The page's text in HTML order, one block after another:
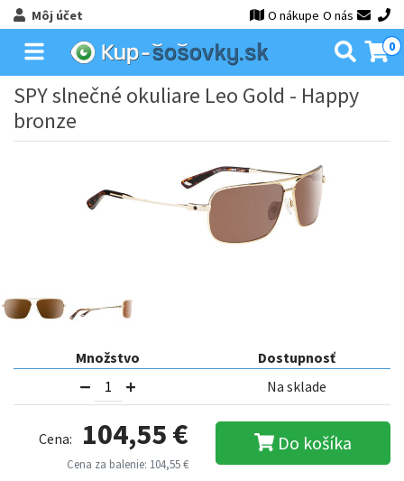
Môj účet O nákupe O nás
0
SPY slnečné okuliare Leo Gold - Happy
bronze
Množstvo
Dostupnosť
Na sklade
Cena: 104,55 €
Cena za balenie: 104,55 €
Do košíka